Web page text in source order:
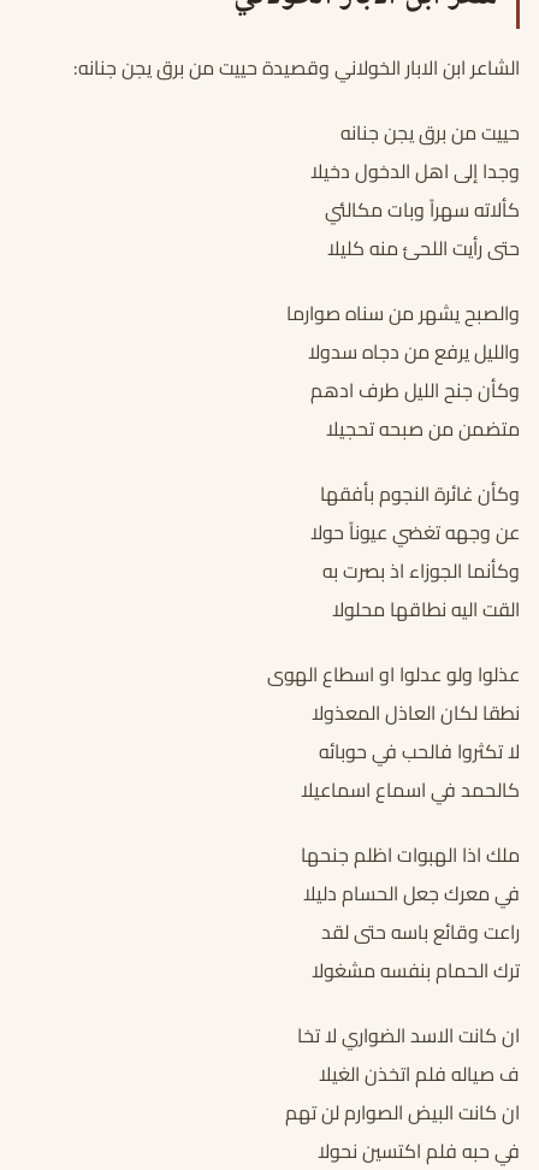
الشاعر ابن الابار الخولاني وقصيدة حييت من برق يجن جنانه:
حييت من برق يجن جنانه
وجدا إلى اهل الدخول دخيلا
كألاته سهراً وبات مكالئي
حتى رأيت اللحئ منه كليلا
والصبح يشهر من سناه صوارما
والليل يرفع من دجاه سدولا
وكأن جنح الليل طرف ادهم
متضمن من صبحه تحجيلا
وكأن غائرة النجوم بأفقها
عن وجهه تغضي عيوناً حولا
وكأنما الجوزاء اذ بصرت به
القت اليه نطاقها محلولا
عذلوا ولو عدلوا او اسطاع الهوى
نطقا لكان العاذل المعذولا
لا تكثروا فالحب في حوبائه
كالحمد في اسماع اسماعيلا
ملك اذا الهبوات اظلم جنحها
في معرك جعل الحسام دليلا
راعت وقائع باسه حتى لقد
ترك الحمام بنفسه مشغولا
ان كانت الاسد الضواري لا تخا
ف صياله فلم اتخذن الغيلا
ان كانت البيض الصوارم لن تهم
في حبه فلم اكتسين نحولا